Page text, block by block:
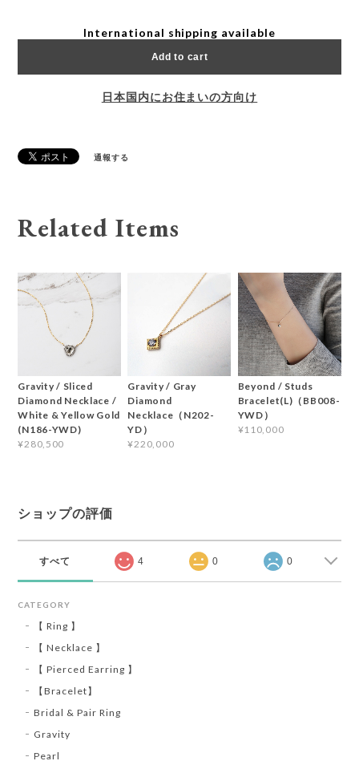
International shipping available
Add to cart
日本国内にお住まいの方向け
通報する
Related Items
Gravity / Sliced
Diamond Necklace /
White & Yellow Gold
(N186-YWD)
¥280,500
Gravity / Gray
Diamond
Necklace（N202-
YD）
¥220,000
Beyond / Studs
Bracelet(L)（BB008-
YWD）
¥110,000
ショップの評価
すべて 4 0 0
CATEGORY
【 Ring 】
【 Necklace 】
【 Pierced Earring 】
【Bracelet】
Bridal & Pair Ring
Gravity
Pearl